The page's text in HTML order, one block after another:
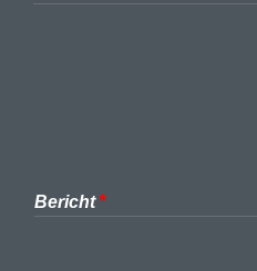
Bericht